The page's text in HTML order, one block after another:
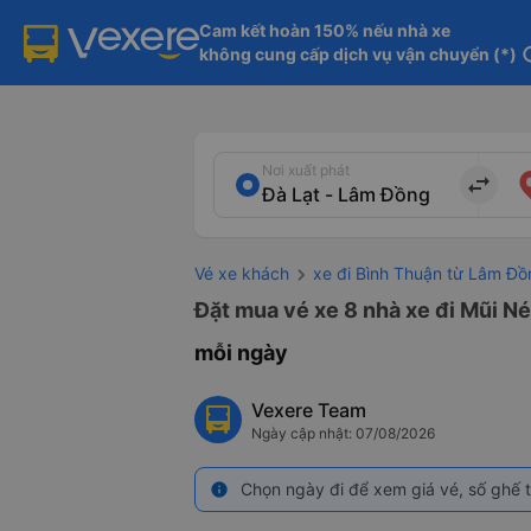
Cam kết hoàn 150% nếu nhà xe
không cung cấp dịch vụ vận chuyển (*)
Nơi xuất phát
import_export
Vé xe khách xe đi Bình Thuận từ Lâm
Đặt mua vé xe 8 nhà xe đi Mũi
mỗi ngày
Vexere Team
Ngày cập nhật: 07/08/2026
info Chọn ngày đi để xem giá vé, số